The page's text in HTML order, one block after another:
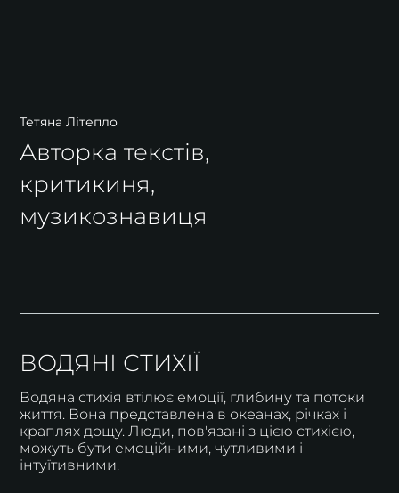
Тетяна Літепло
Авторка текстів,
критикиня,
музикознавиця
ВОДЯНІ СТИХІЇ
Водяна стихія втілює емоції, глибину та потоки
життя. Вона представлена в океанах, річках і
краплях дощу. Люди, пов'язані з цією стихією,
можуть бути емоційними, чутливими і
інтуїтивними.